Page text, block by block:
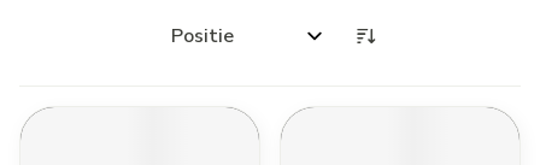
Sorteer op: